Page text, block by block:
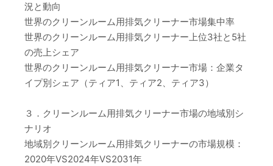
況と動向
世界のクリーンルーム用排気クリーナー市場集中率
世界のクリーンルーム用排気クリーナー上位3社と5社
の売上シェア
世界のクリーンルーム用排気クリーナー市場：企業タ
イプ別シェア（ティア1、ティア2、ティア3）
３．クリーンルーム用排気クリーナー市場の地域別シ
ナリオ
地域別クリーンルーム用排気クリーナーの市場規模：
2020年VS2024年VS2031年